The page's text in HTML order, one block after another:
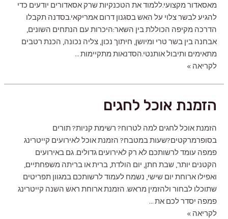
מאסאדור מקצועי.ללמוד את הטכנקיות שרק אסאדורים יודעים כדי
להגיע לבשר צלוי על האש בסגנון דרום אמריקאי.בסדנה תקבלו
הדרכה מקיפה הכוללת בין השאר:היכרות עם הנתחים השונים,
אבחנה בין בשר טרי ומיושן, חיתוך נכון, צליה נכונה, הכנת רטבים
מתאימים ותיבול אותנטי.הסדנאות מתקיימות …
סדנאות
(אסאדורים)
לקריאה »
הזמנת אוכל לחגים
הזמנת אוכל לחגים למה לטרוח? רשימת קניות? תורים
בסופרמרקטים?שעות במטבח? הזמנת אוכל לאירועים קייטרינג
פמפה עומד לרשותכם לא רק לאירועים גדולים. גם באירועים
הקטנים יותר, שבת חתן, יום הולדת, ברית או בריתה משפחתיים,
ואפילו ארוחת יום שישי, נשמח לעמוד לרשותכם במגוון תפריטים
שתוכלו לבחור ולהזמין מראש. הזמנת ארוחת ראש השנה קייטרינג
פמפה יסדר לכם את …
הזמנת
לקריאה »